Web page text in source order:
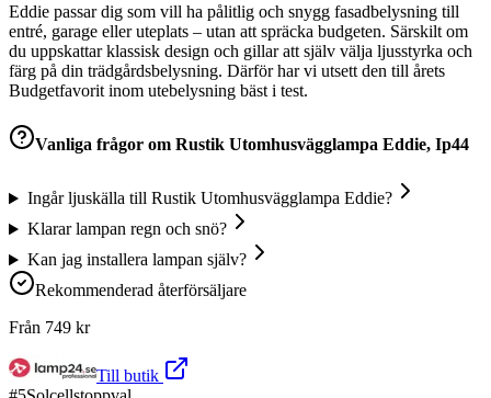
Eddie passar dig som vill ha pålitlig och snygg fasadbelysning till
entré, garage eller uteplats – utan att spräcka budgeten. Särskilt om
du uppskattar klassisk design och gillar att själv välja ljusstyrka och
färg på din trädgårdsbelysning. Därför har vi utsett den till årets
Budgetfavorit inom utebelysning bäst i test.
Vanliga frågor om Rustik Utomhusvägglampa Eddie, Ip44
Ingår ljuskälla till Rustik Utomhusvägglampa Eddie?
Klarar lampan regn och snö?
Kan jag installera lampan själv?
Rekommenderad återförsäljare
Från 749 kr
Till butik